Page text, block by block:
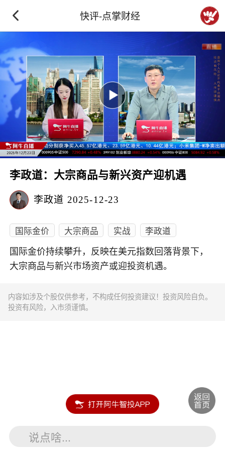
快评-点掌财经
李政道：大宗商品与新兴资产迎机遇
李政道 2025-12-23
国际金价 大宗商品 实战 李政道
国际金价持续攀升，反映在美元指数回落背景下，
大宗商品与新兴市场资产或迎投资机遇。
内容如涉及个股仅供参考，不构成任何投资建议！投资风险自负。
投资有风险，入市须谨慎。
说点啥...